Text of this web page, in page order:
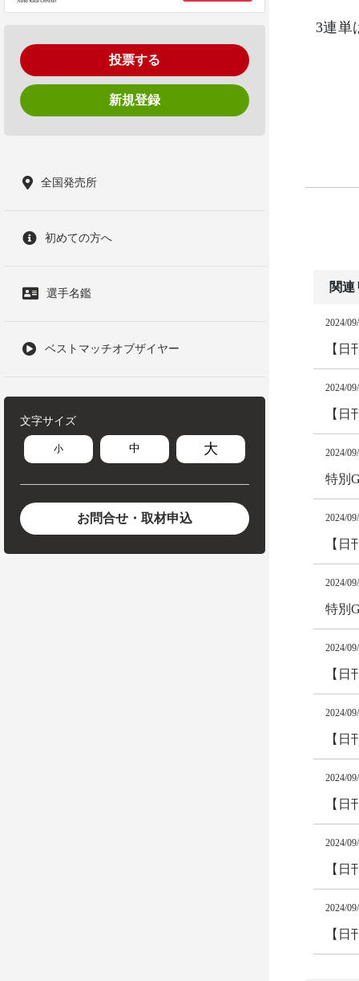
投票する
新規登録
全国発売所
初めての方へ
選手名鑑
ベストマッチオブザイヤー
文字サイズ
小 中 大
お問合せ・取材申込
3連単
関連
2024/
【
2024/
【
2024/
特別
2024/
【
2024/
特別
2024/
【
2024/
【
2024/
【
2024/
【
2024/
【